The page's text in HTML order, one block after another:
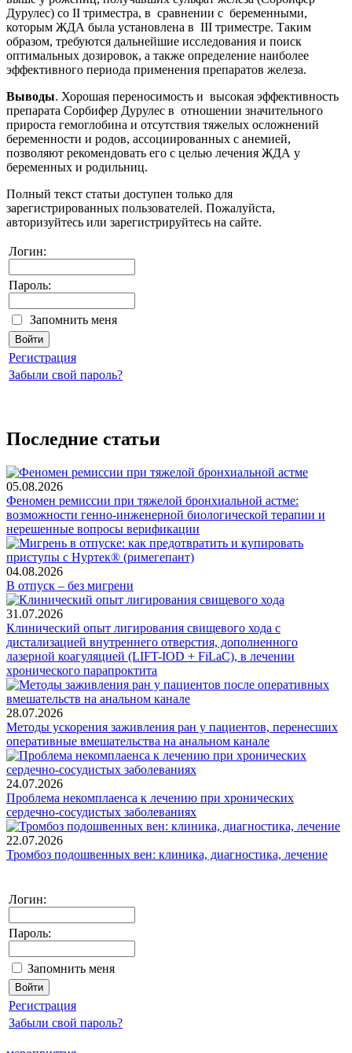
Дурулес) со II триместра, в сравнении с беременными,
которым ЖДА была установлена в III триместре. Таким
образом, требуются дальнейшие исследования и поиск
оптимальных дозировок, а также определение наиболее
эффективного периода применения препаратов железа.
Выводы. Хорошая переносимость и высокая эффективность
препарата Сорбифер Дурулес в отношении значительного
прироста гемоглобина и отсутствия тяжелых осложнений
беременности и родов, ассоциированных с анемией,
позволяют рекомендовать его с целью лечения ЖДА у
беременных и родильниц.
Полный текст статьи доступен только для
зарегистрированных пользователей. Пожалуйста,
авторизуйтесь или зарегистрируйтесь на сайте.
Логин:
Пароль:
Запомнить меня
Регистрация
Забыли свой пароль?
Последние статьи
05.08.2026
Феномен ремиссии при тяжелой бронхиальной астме:
возможности генно-инженерной биологической терапии и
нерешенные вопросы верификации
04.08.2026
В отпуск – без мигрени
31.07.2026
Клинический опыт лигирования свищевого хода с
дистализацией внутреннего отверстия, дополненного
лазерной коагуляцией (LIFT-IOD + FiLaC), в лечении
хронического парапроктита
28.07.2026
Методы ускорения заживления ран у пациентов, перенесших
оперативные вмешательства на анальном канале
24.07.2026
Проблема некомплаенса к лечению при хронических
сердечно-сосудистых заболеваниях
22.07.2026
Тромбоз подошвенных вен: клиника, диагностика, лечение
Логин:
Пароль:
Запомнить меня
Регистрация
Забыли свой пароль?